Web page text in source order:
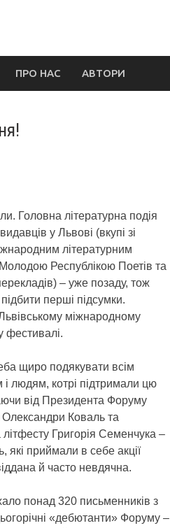
ПРО НАС АВТОРИ
Головна літературна подія
у Львові (вкупі зі
літературним
Республікою Поетів та
– уже позаду, тож
перші підсумки.
міжнародному
фестивалі.
щиро подякувати всім
і людям, котрі підтримали цю
від Президента Форуму
Олександри Коваль та
Григорія Семенчука –
які приймали в себе акції
й часто невдячна.
понад 320 письменників з
«дебютанти» Форуму –